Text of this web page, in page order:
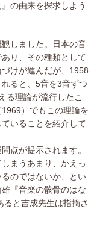
の由来を探求しよう
しました。日本の音
り、その種類として
けが進んだが、1958
ると、5音を3音ずつ
る理論が流行したこ
）でもこの理論を
いることを紹介して
点が提示されます。
まうあまり、かえっ
のではないか、とい
『音楽の骸骨のはな
ると吉成先生は指摘さ